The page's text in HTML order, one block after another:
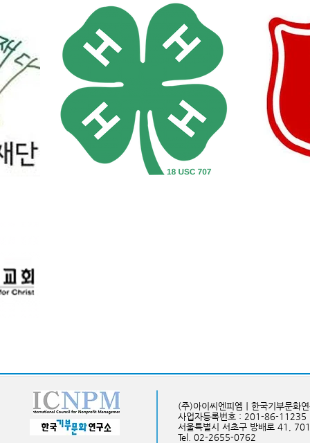
(주)아이씨엔피엠ㅣ한국기부문화
사업자등록번호 : 201-86-11235
서울특별시 서초구 방배로 41,
Tel. 02-2655-0762